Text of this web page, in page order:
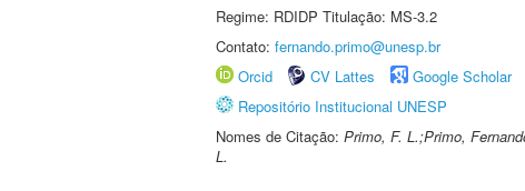
Regime: RDIDP Titulação: MS-3.2
Contato: fernando.primo@unesp.br
Orcid
CV Lattes Google Scholar
Repositório Institucional UNESP
Nomes de Citação: Primo, F. L.;Primo,
L.